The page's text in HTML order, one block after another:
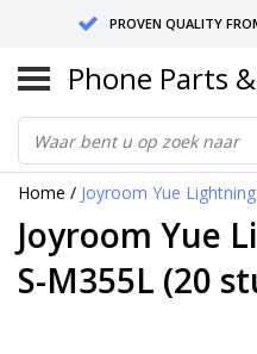
PROVEN QUALITY
SEND RETURNS TO
10
Phone Parts
Home / Joyroom Yue
Joyroom Yue
S-M355L (20